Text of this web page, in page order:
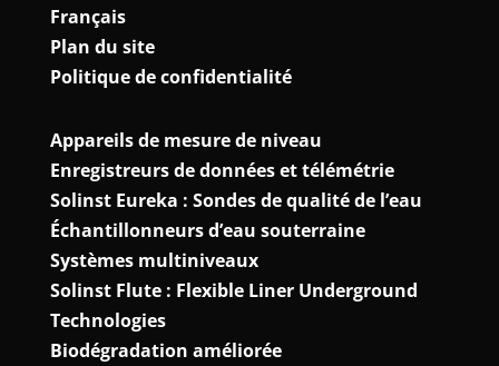
Français
Plan du site
Politique de confidentialité
Appareils de mesure de niveau
Enregistreurs de données et télémétrie
Solinst Eureka : Sondes de qualité de l’eau
Échantillonneurs d’eau souterraine
Systèmes multiniveaux
Solinst Flute : Flexible Liner Underground
Technologies
Biodégradation améliorée